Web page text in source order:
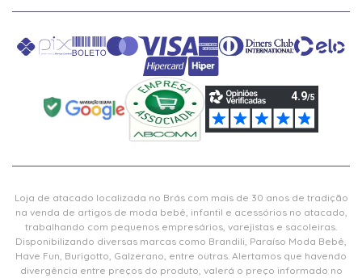
Loja de atacado localizada no Brás com mais de 30 anos de tradição
na venda de artigos de moda bebê, infantil e acessórios no atacado,
trabalhando com pequenos empresários, varejistas e sacoleiras.
Disponibilizando diversas marcas como Brandili, Paraíso Moda Bebê,
Have Fun, Burigotto, Galzerano, entre outras. Alertamos que havendo
divergência entre preços do produto, valerá o preço informado no